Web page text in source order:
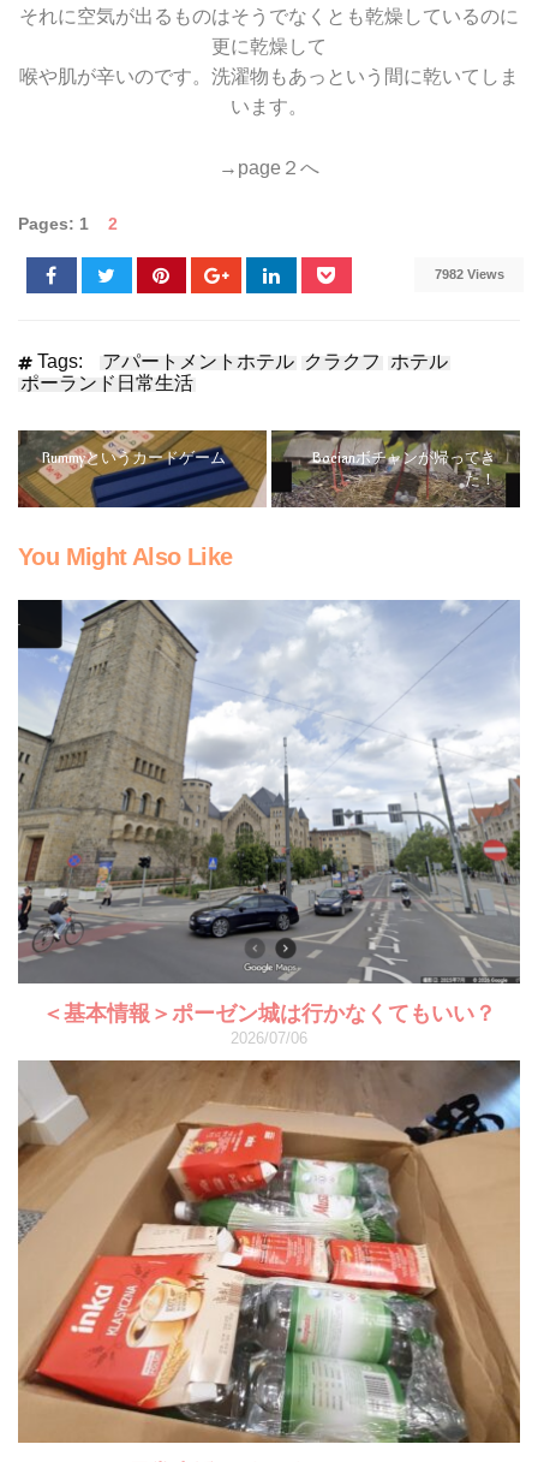
それに空気が出るものはそうでなくとも乾燥しているのに
更に乾燥して
喉や肌が辛いのです。洗濯物もあっという間に乾いてしま
います。
→page２へ
Pages: 1 2
7982 Views
Tags: アパートメントホテル クラクフ
ホテル
ポーランド日常生活
Rummyというカードゲーム
Bocianボチャンが帰ってき
た！
You Might Also Like
＜基本情報＞ポーゼン城は行かなくてもいい？
2026/07/06